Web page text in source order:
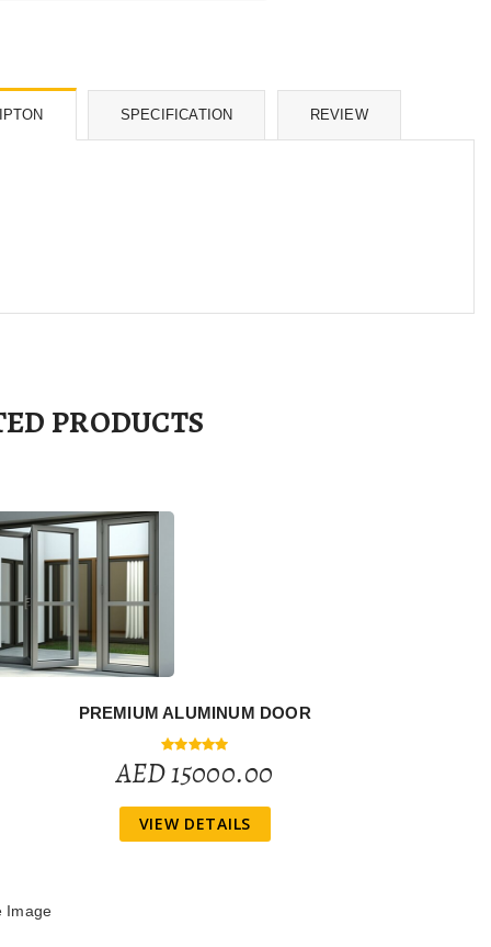
SPECIFICATION REVIEW
PRODUCTS
PREMIUM ALUMINUM DOOR
AED 15000.00
VIEW DETAILS